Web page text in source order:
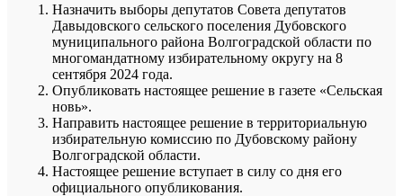
Назначить выборы депутатов Совета депутатов
Давыдовского сельского поселения Дубовского
муниципального района Волгоградской области по
многомандатному избирательному округу на 8
сентября 2024 года.
Опубликовать настоящее решение в газете «Сельская
новь».
Направить настоящее решение в территориальную
избирательную комиссию по Дубовскому району
Волгоградской области.
Настоящее решение вступает в силу со дня его
официального опубликования.